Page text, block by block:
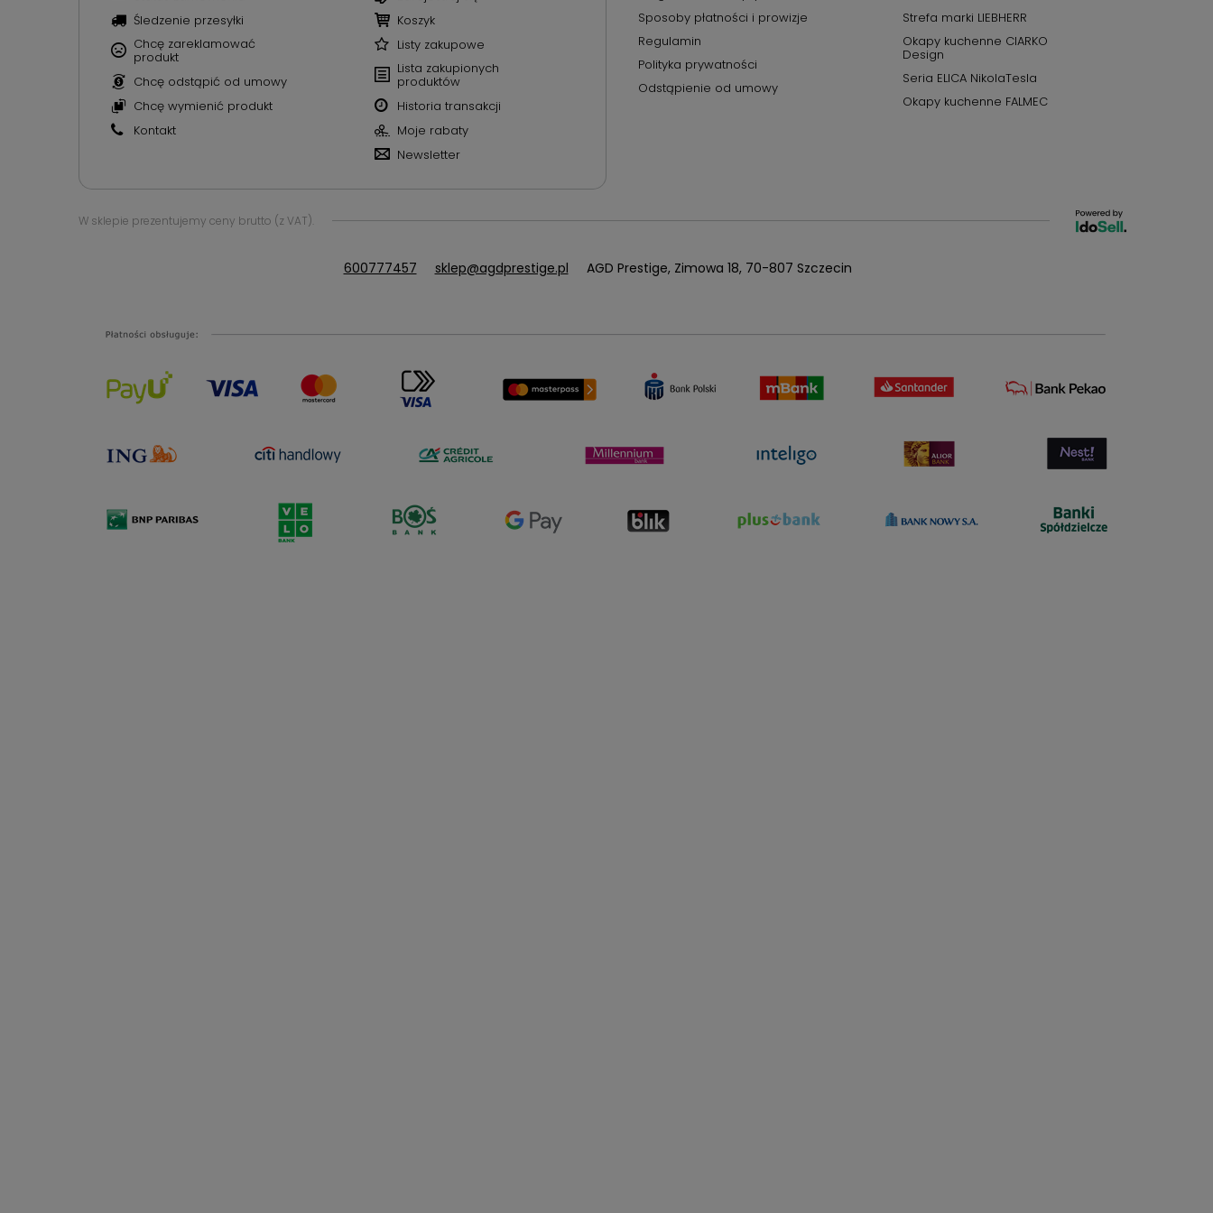
Śledzenie przesyłki
Chcę zareklamować
produkt
Chcę odstąpić od umowy
Chcę wymienić produkt
Kontakt
Koszyk
Listy zakupowe
Lista zakupionych
produktów
Historia transakcji
Moje rabaty
Newsletter
Sposoby płatności i prowizje
Regulamin
Polityka prywatności
Odstąpienie od umowy
Strefa marki LIEBHERR
Okapy kuchenne CIARKO
Design
Seria ELICA NikolaTesla
Okapy kuchenne FALMEC
W sklepie prezentujemy ceny brutto (z VAT).
600777457 sklep@agdprestige.pl AGD Prestige, Zimowa 18, 70-807 Szczecin